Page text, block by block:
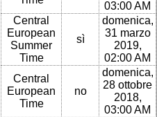
03:00 AM
Central
European
Summer
Time
sì
domenica,
31 marzo
2019,
02:00 AM
Central
European
Time
no
domenica,
28 ottobre
2018,
03:00 AM